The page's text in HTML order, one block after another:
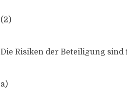
(2)
Die Risiken der Beteiligung sind
a)